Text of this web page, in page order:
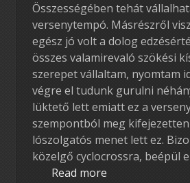
Összességében tehát
versenytempó. Másrészről
egész jó volt a dolog
összes valamirevaló szökési
szerepet vállaltam, nyomtam
végre el tudunk gurulni
lüktető lett emiatt ez a
szempontból meg
lószolgatós menet lett ez.
közelgő cyclocrossra, beépül
Read more